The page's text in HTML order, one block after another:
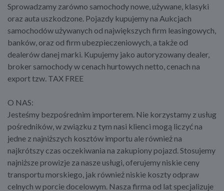
Sprowadzamy zarówno samochody nowe, używane, klasyki
oraz auta uszkodzone. Pojazdy kupujemy na Aukcjach
samochodów używanych od największych firm leasingowych,
banków, oraz od firm ubezpieczeniowych, a także od
dealerów danej marki. Kupujemy jako autoryzowany dealer,
broker samochody w cenach hurtowych netto, cenach na
export tzw. TAX FREE
O NAS:
Jesteśmy bezpośrednim importerem. Nie korzystamy z usług
pośredników, w związku z tym nasi klienci mogą liczyć na
jedne z najniższych kosztów importu ale również na
najkrótszy czas oczekiwania na zakupiony pojazd. Stosujemy
najniższe prowizje za nasze usługi, oferujemy niskie ceny
transportu morskiego, jak również niskie koszty odpraw
celnych w porcie docelowym. Nasza firma od lat specjalizuje